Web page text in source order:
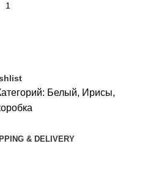
Белый, Ирисы,
& DELIVERY